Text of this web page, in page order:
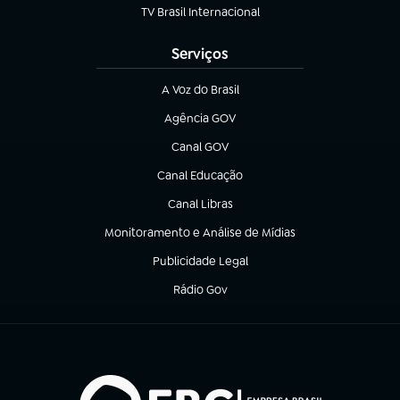
TV Brasil Internacional
(abre em nova aba)
Serviços
A Voz do Brasil
(abre em nova aba)
Agência GOV
(abre em nova aba)
Canal GOV
(abre em nova aba)
Canal Educação
(abre em nova aba)
Canal Libras
(abre em nova aba)
Monitoramento e Análise de Mídias
(abre em nova aba)
Publicidade Legal
(abre em nova aba)
Rádio Gov
(abre em nova aba)